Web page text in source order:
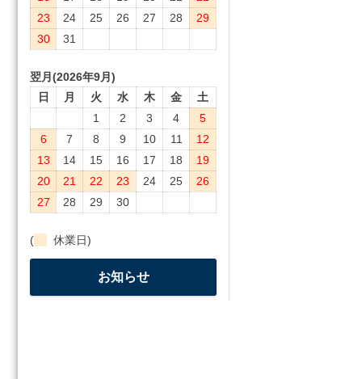
23
24 25 26 27 28
29
30
31
翌月(2026年9月)
日
月 火 水 木 金
土
1
2 3 4
5
6
7 8 9 10 11
12
13
14 15 16 17 18
19
20
21 22 23 24 25
26
27
28 29 30
( 休業日)
お知らせ